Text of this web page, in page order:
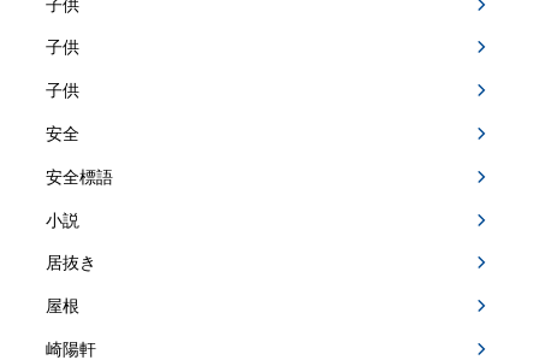
子供
子供
子供
安全
安全標語
小説
居抜き
屋根
崎陽軒